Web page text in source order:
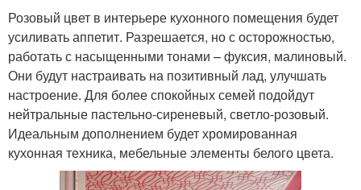
Розовый цвет в интерьере кухонного помещения будет
усиливать аппетит. Разрешается, но с осторожностью,
работать с насыщенными тонами – фуксия, малиновый.
Они будут настраивать на позитивный лад, улучшать
настроение. Для более спокойных семей подойдут
нейтральные пастельно-сиреневый, светло-розовый.
Идеальным дополнением будет хромированная
кухонная техника, мебельные элементы белого цвета.